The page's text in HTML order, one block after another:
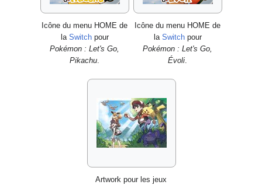
Icône du menu HOME de
la Switchpour
Pokémon : Let's Go,
Pikachu.
Icône du menu HOME de
la Switchpour
Pokémon : Let's Go,
Évoli.
Artwork pour les jeux